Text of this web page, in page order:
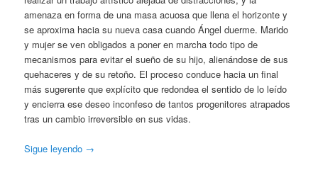
amenaza en forma de una masa acuosa que llena el horizonte y
se aproxima hacia su nueva casa cuando Ángel duerme. Marido
y mujer se ven obligados a poner en marcha todo tipo de
mecanismos para evitar el sueño de su hijo, alienándose de sus
quehaceres y de su retoño. El proceso conduce hacia un final
más sugerente que explícito que redondea el sentido de lo leído
y encierra ese deseo inconfeso de tantos progenitores atrapados
tras un cambio irreversible en sus vidas.
Sigue leyendo →